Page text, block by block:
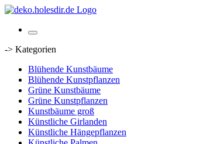
-> Kategorien
Blühende Kunstbäume
Blühende Kunstpflanzen
Grüne Kunstbäume
Grüne Kunstpflanzen
Kunstbäume groß
Künstliche Girlanden
Künstliche Hängepflanzen